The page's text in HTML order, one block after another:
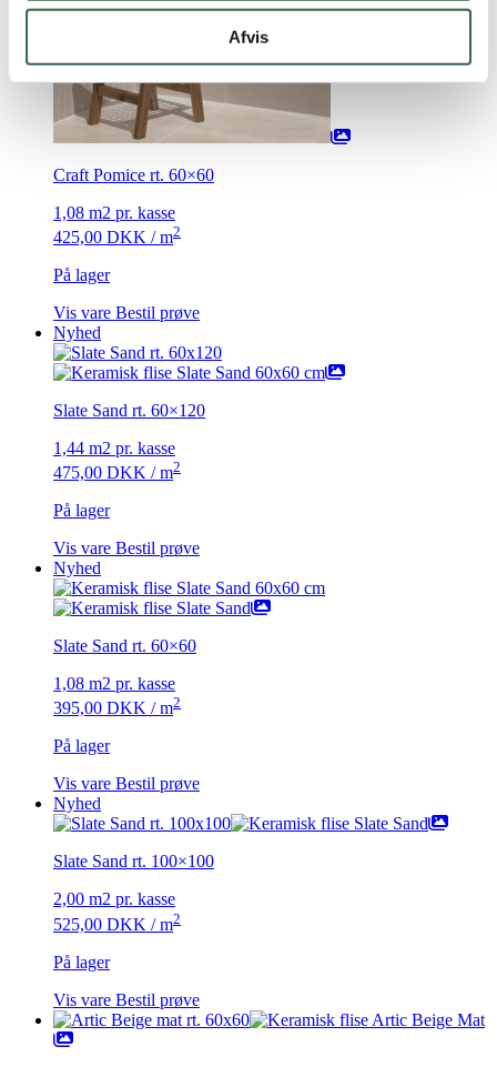
Afvis
Craft Pomice rt. 60×60
1,08 m2 pr. kasse
425,00 DKK / m2
På lager
Vis vare Bestil prøve
Nyhed
Slate Sand rt. 60×120
1,44 m2 pr. kasse
475,00 DKK / m2
På lager
Vis vare Bestil prøve
Nyhed
Slate Sand rt. 60×60
1,08 m2 pr. kasse
395,00 DKK / m2
På lager
Vis vare Bestil prøve
Nyhed
Slate Sand rt. 100×100
2,00 m2 pr. kasse
525,00 DKK / m2
På lager
Vis vare Bestil prøve